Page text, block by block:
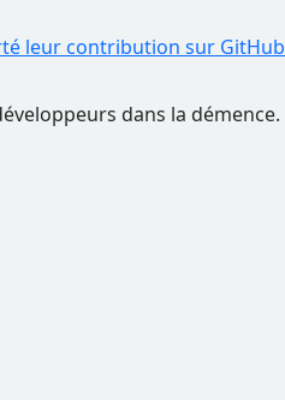
leur contribution sur GitHub
dans la démence.